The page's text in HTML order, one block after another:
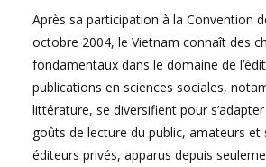
Après sa participation à la Convention
octobre 2004, le Vietnam connaît des
fondamentaux dans le domaine de
publications en sciences sociales,
littérature, se diversifient pour
goûts de lecture du public, amateurs et
éditeurs privés, apparus depuis